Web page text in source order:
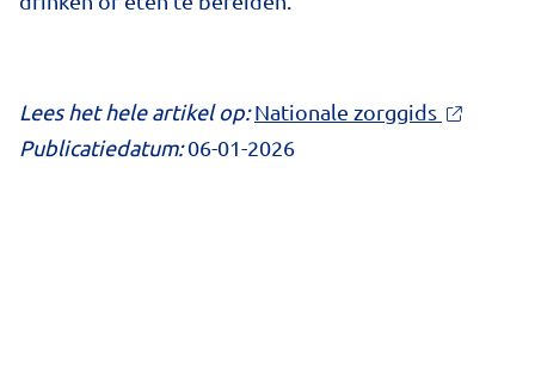
Lees het hele artikel op: Nationale zorggids
Publicatiedatum:06-01-2026